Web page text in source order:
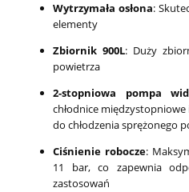
Wytrzymała osłona:
elementy
Zbiornik 900L: Duży
powietrza
2-stopniowa pompa
chłodnice
do chłodzenia sprężonego
Ciśnienie robocze:
11 bar, co zapewnia
zastosowań